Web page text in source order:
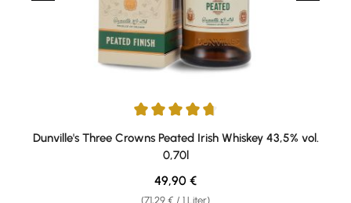
Durchschnittliche Bewertung von 4.75 von 5 Sternen
Dunville's Three Crowns Peated Irish Whiskey 43,5% vol.
0,70l
(71,29 € / 1 Liter)
Regulärer Preis:
49,90 €